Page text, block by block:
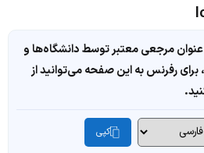
مرجعی معتبر توسط دانشگاه‌ها و
رفرنس به این صفحه می‌توانید از
کپی